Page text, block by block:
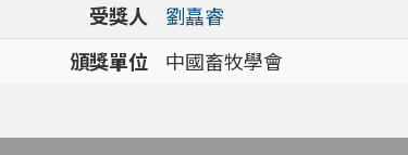
受獎人
劉嚞睿
頒獎單位
中國畜牧學會